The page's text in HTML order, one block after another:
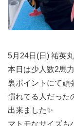
5月24日(日) 祐英丸
本日は少人数2馬
裏ポイントにて頑
慣れてる人だった
出来ました✨
マトモなサイズも